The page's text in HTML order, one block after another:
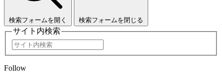
検索フォームを開く 検索フォームを閉じる
サイト内検索
Follow